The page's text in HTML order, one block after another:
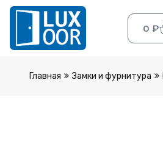
0 ₽
Главная Замки и фурнитура